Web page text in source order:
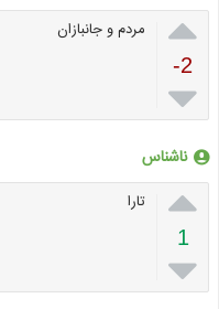

-2

مردم و جانبازان
ناشناس

1

تارا